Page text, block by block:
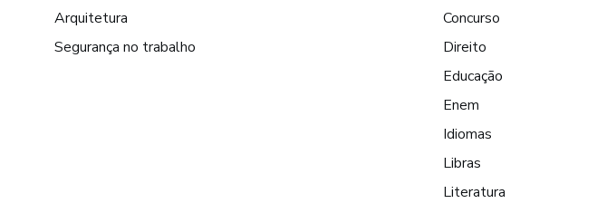
Arquitetura
Segurança no trabalho
Concurso
Direito
Educação
Enem
Idiomas
Libras
Literatura